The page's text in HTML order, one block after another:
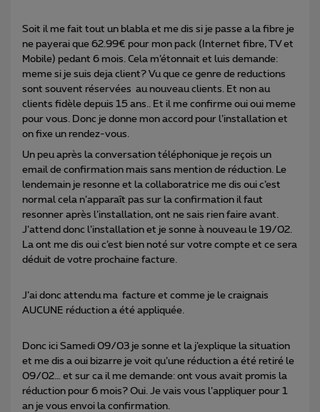
Soit il me fait tout un blabla et me dis si je passe a la fibre je
ne payerai que 62.99€ pour mon pack (Internet fibre, TV et
Mobile) pedant 6 mois. Cela m’étonnait et luis demande:
meme si je suis deja client? Vu que ce genre de reductions
sont souvent réservées au nouveau clients. Et non au
clients fidèle depuis 15 ans.. Et il me confirme oui oui meme
pour vous. Donc je donne mon accord pour l’installation et
on fixe un rendez-vous.
Un peu après la conversation téléphonique je reçois un
email de confirmation mais sans mention de réduction. Le
lendemain je resonne et la collaboratrice me dis oui c’est
normal cela n’apparaît pas sur la confirmation il faut
resonner après l’installation, ont ne sais rien faire avant.
J’attend donc l’installation et je sonne à nouveau le 19/02.
La ont me dis oui c’est bien noté sur votre compte et ce sera
déduit de votre prochaine facture.
J’ai donc attendu ma facture et comme je le craignais
AUCUNE réduction a été appliquée.
Donc ici Samedi 09/03 je sonne et la j’explique la situation
et me dis a oui bizarre je voit qu’une réduction a été retiré le
09/02… et sur ca il me demande: ont vous avait promis la
réduction pour 6 mois? Oui. Je vais vous l’appliquer pour 1
an je vous envoi la confirmation.